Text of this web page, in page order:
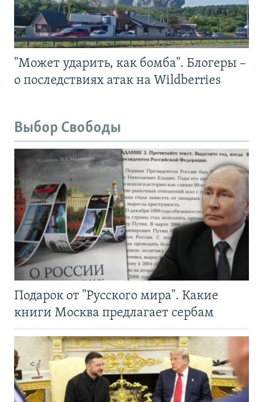
"Может ударить, как бомба". Блогеры –
о последствиях атак на Wildberries
Выбор Свободы
Подарок от "Русского мира". Какие
книги Москва предлагает сербам